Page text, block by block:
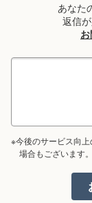
あなた
返信
※今後のサービス向
場合もございます。